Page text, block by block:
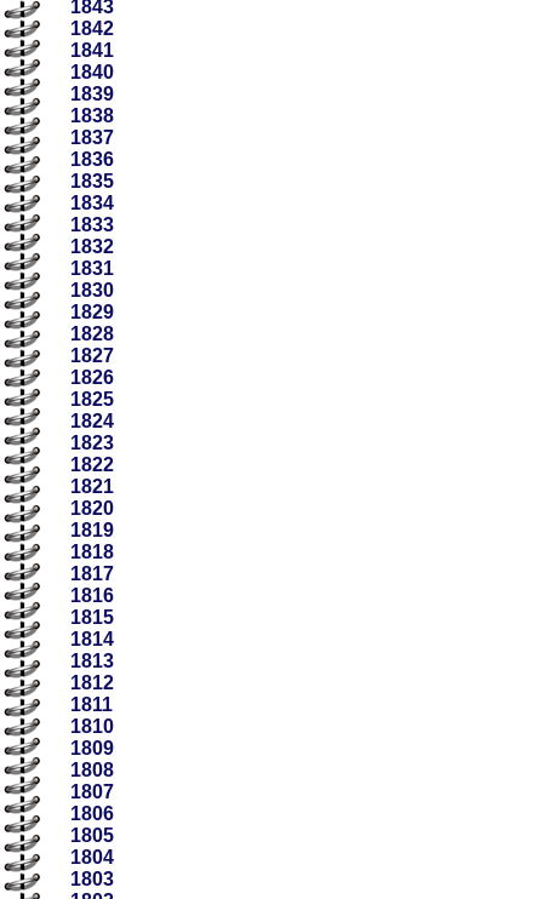
1843
1842
1841
1840
1839
1838
1837
1836
1835
1834
1833
1832
1831
1830
1829
1828
1827
1826
1825
1824
1823
1822
1821
1820
1819
1818
1817
1816
1815
1814
1813
1812
1811
1810
1809
1808
1807
1806
1805
1804
1803